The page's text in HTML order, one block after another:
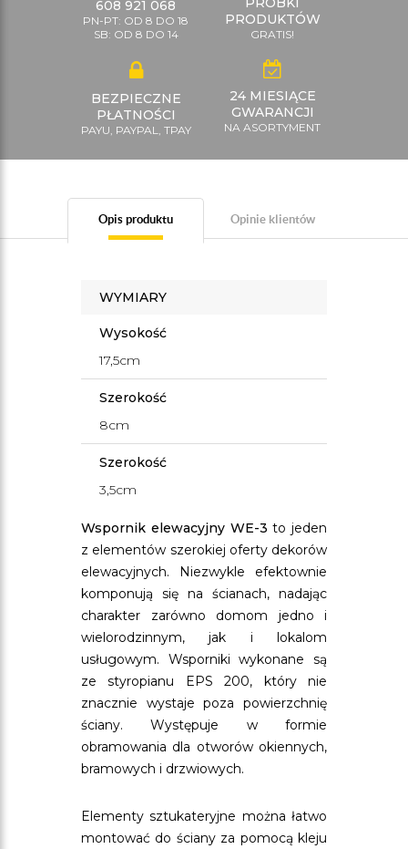
608 921 068
PN-PT: OD 8 DO 18
SB: OD 8 DO 14
PRODUKTÓW
GRATIS!
BEZPIECZNE
PŁATNOŚCI
PAYU, PAYPAL, TPAY
24 MIESIĄCE
GWARANCJI
NA ASORTYMENT
Opis produktu Opinie klientów
WYMIARY
Wysokość
17,5cm
Szerokość
8cm
Szerokość
3,5cm
Wspornik elewacyjny WE-3 to jeden
z elementów szerokiej oferty dekorów
elewacyjnych. Niezwykle efektownie
komponują się na ścianach, nadając
charakter zarówno domom jedno i
wielorodzinnym, jak i lokalom
usługowym. Wsporniki wykonane są
ze styropianu EPS 200, który nie
znacznie wystaje poza powierzchnię
ściany. Występuje w formie
obramowania dla otworów okiennych,
bramowych i drzwiowych.
Elementy sztukateryjne można łatwo
montować do ściany za pomocą kleju